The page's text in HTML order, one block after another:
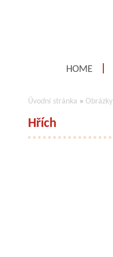
HOME
Úvodní stránka » Obrázky
Hřích